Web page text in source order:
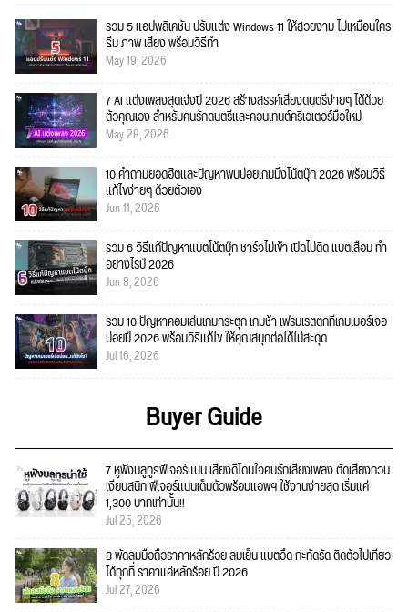
รวม 5 แอปพลิเคชัน ปรับแต่ง Windows 11 ให้สวยงาม ไม่เหมือนใคร
ธีม ภาพ เสียง พร้อมวิธีทำ
May 19, 2026
7 AI แต่งเพลงสุดเจ๋งปี 2026 สร้างสรรค์เสียงดนตรีง่ายๆ ได้ด้วย
ตัวคุณเอง สำหรับคนรักดนตรีและคอนเทนต์ครีเอเตอร์มือใหม่
May 28, 2026
10 คำถามยอดฮิตและปัญหาพบบ่อยเกมมิ่งโน้ตบุ๊ก 2026 พร้อมวิธี
แก้ไขง่ายๆ ด้วยตัวเอง
Jun 11, 2026
รวม 6 วิธีแก้ปัญหาแบตโน้ตบุ๊ก ชาร์จไม่เข้า เปิดไม่ติด แบตเสื่อม ทำ
อย่างไรปี 2026
Jun 8, 2026
รวม 10 ปัญหาคอมเล่นเกมกระตุก เกมช้า เฟรมเรตตกที่เกมเมอร์เจอ
บ่อยปี 2026 พร้อมวิธีแก้ไข ให้คุณสนุกต่อได้ไม่สะดุด
Jul 16, 2026
Buyer Guide
7 หูฟังบลูทูธฟีเจอร์แน่น เสียงดีโดนใจคนรักเสียงเพลง ตัดเสียงกวน
เงียบสนิท ฟีเจอร์แน่นเต็มตัวพร้อมแอพฯ ใช้งานง่ายสุด เริ่มแค่
1,300 บาทเท่านั้น!!
Jul 25, 2026
8 พัดลมมือถือราคาหลักร้อย ลมเย็น แบตอึด กะทัดรัด ติดตัวไปเที่ยว
ได้ทุกที่ ราคาแค่หลักร้อย ปี 2026
Jul 27, 2026